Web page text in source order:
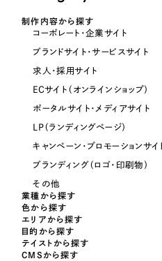
オレンジ・橙色
イエロー・黄色
ピンク・桃色
カラフル・多色
制作内容から探す
コーポレート・企業サイト
ブランドサイト・サービスサイト
求人・採用サイト
ECサイト（オンラインショップ）
ポータルサイト・メディアサイト
LP（ランディングページ）
キャンペーン・プロモーションサイ
ブランディング（ロゴ・印刷物）
その他
業種から探す
色から探す
エリアから探す
目的から探す
テイストから探す
CMSから探す